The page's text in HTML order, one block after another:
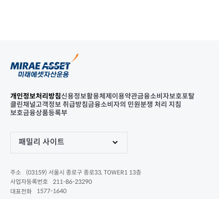
개인정보처리방침신용정보활용체제 이용약관금융소비자보호포탈
클린채널고객정보 취급방침금융소비자의 민원분쟁 처리 지침
보호금융상품등록부
패밀리 사이트
주소
(03159) 서울시 종로구 종로33, TOWER1 13층
사업자등록번호
211-86-23290
대표전화
1577-1640